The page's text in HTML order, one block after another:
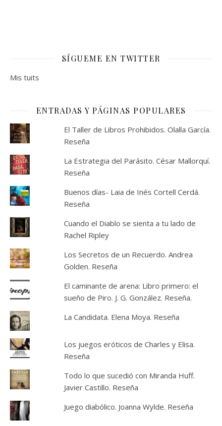
SÍGUEME EN TWITTER
Mis tuits
ENTRADAS Y PÁGINAS POPULARES
El Taller de Libros Prohibidos. Olalla García.
Reseña
La Estrategia del Parásito. César Mallorquí.
Reseña
Buenos días- Laia de Inés Cortell Cerdá.
Reseña
Cuando el Diablo se sienta a tu lado de
Rachel Ripley
Los Secretos de un Recuerdo. Andrea
Golden. Reseña
El caminante de arena: Libro primero: el
sueño de Piro. J. G. González. Reseña.
La Candidata. Elena Moya. Reseña
Los juegos eróticos de Charles y Elisa.
Reseña
Todo lo que sucedió con Miranda Huff.
Javier Castillo. Reseña
Juego diabólico. Joanna Wylde. Reseña